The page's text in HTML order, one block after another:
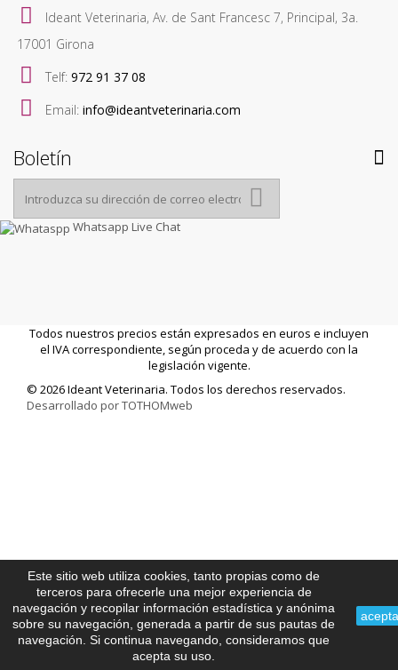
Ideant Veterinaria, Av. de Sant Francesc 7, Principal, 3a.
17001 Girona
Telf: 972 91 37 08
Email: info@ideantveterinaria.com
Boletín
Este sitio web utiliza cookies, tanto propias como de
terceros para ofrecerle una mejor experiencia de
navegación y recopilar información estadística y anónima
sobre su navegación, generada a partir de sus pautas de
navegación. Si continua navegando, consideramos que
acepta su uso.
Whatsapp Live Chat
Todos nuestros precios están expresados en euros e incluyen
el IVA correspondiente, según proceda y de acuerdo con la
legislación vigente.
© 2026 Ideant Veterinaria. Todos los derechos reservados.
Desarrollado por TOTHOMweb